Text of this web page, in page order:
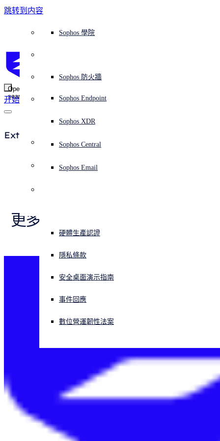
跳转到内容
Open
search
开始
平台概覽Sophos Central
Sophos AI
整合 marketplace 市集
威脅情報
免費試用
端點保護（下一代防毒軟體）
伺服器防護
Mobile Security
安全營運
XDR - 擴展式偵測與回應
身分識別安全
ITDR - 身分識別威脅偵測與回應
網路安全與基礎架構
下一代防火牆 (NGFW)
網路交換機
無線存取點
Workspace Protection
Workspace Protection
零信任網路存取 (ZTNA)
DNS 防護 (DNS Protection)
Email Monitoring System
Email Security
電子郵件與網路釣魚防護
雲端工作負載防護
託管式服務MDR - 託管式偵測與回應
漏洞管理（託管式風險）
諮詢服務概覽
專業服務
營運支援
免費工具
NIST 評估
使用案例全天候守護我的組織
保障遠端與混合辦公員工的安全
應對網路保險要求
保護我的 Microsoft 環境
啟用雲端原生安全性
所有解決方案
教育
政府部門
醫療保健
製造業
零售業
為什麼選擇 Sophos？
獎項與榮譽
競爭對手比較
公司
媒體
職位空缺
信任中心
信任中心概覽
安全設計
負責任的披露
ESG
企業政策
網路安全指引
硬體生產認證
隱私條款
安全桌面演示指南
事件回應
數位營運韌性法案
Sophos 合作夥伴
Partner Program 合作夥伴計畫
Partner care 支援
合作夥伴培訓
合作夥伴部落格
通路合作夥伴
OEM
整合和 API
威脅情報X-Ops 威脅研究
AI 研究
威脅檔案
威脅資料庫
威脅研究部落格
檢視所有資源
案例研究
報告
線上研討會
白皮書
影片
部落格
Sophos 部落格
AI 研究
安全營運
合作夥伴部落格
獲得協助（支援）
緊急事件回應
支援計劃
客戶成功
技術客戶經理（TAM）
聯絡 Sophos 支援
聯絡 Partner Care
下載及更新
Sophos 狀態頁面
安全公告
提交威脅
產品支援
產品文件
Sophos 防火牆
Sophos Endpoint
Sophos XDR
Sophos Central
Sophos Email
培訓
Sophos 學院
Extended Detection and Response
与专家讨论
更多了解 Sophos 扩展式侦测
与响应 (XDR)